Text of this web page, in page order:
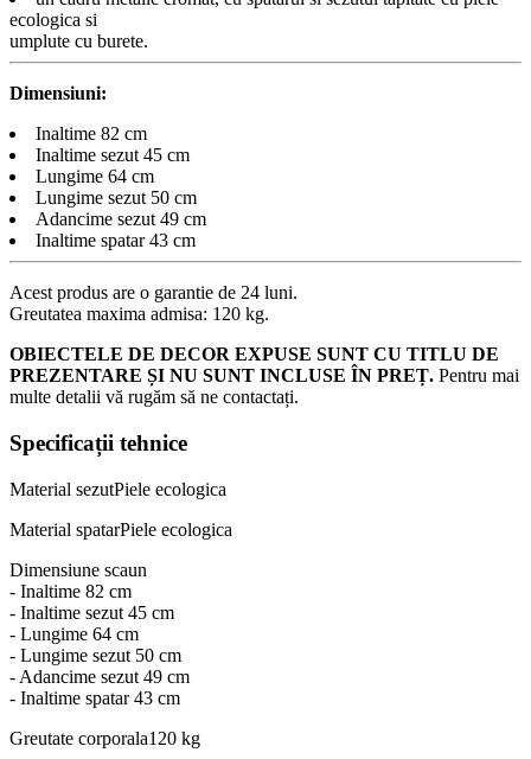
ecologica si
umplute cu burete.
Dimensiuni:
Inaltime 82 cm
Inaltime sezut 45 cm
Lungime 64 cm
Lungime sezut 50 cm
Adancime sezut 49 cm
Inaltime spatar 43 cm
Acest produs are o garantie de 24 luni.
Greutatea maxima admisa: 120 kg.
OBIECTELE DE DECOR EXPUSE SUNT CU TITLU DE
PREZENTARE ȘI NU SUNT INCLUSE ÎN PREȚ. Pentru mai
multe detalii vă rugăm să ne contactați.
Specificații tehnice
Material sezutPiele ecologica
Material spatarPiele ecologica
Dimensiune scaun
- Inaltime 82 cm
- Inaltime sezut 45 cm
- Lungime 64 cm
- Lungime sezut 50 cm
- Adancime sezut 49 cm
- Inaltime spatar 43 cm
Greutate corporala120 kg